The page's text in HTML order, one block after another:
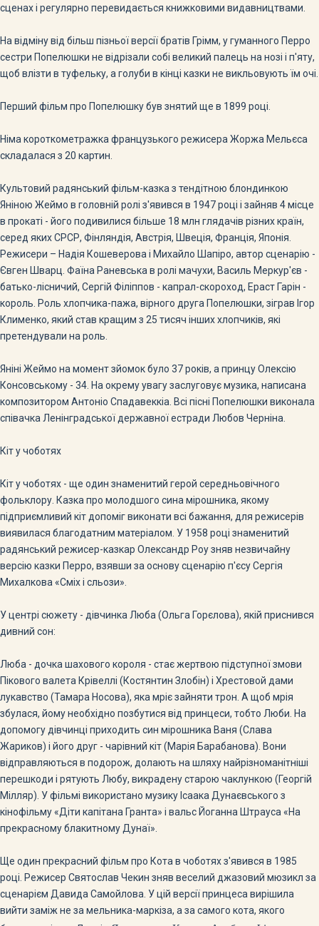
сценах і регулярно перевидається книжковими видавництвами.
На відміну від більш пізньої версії братів Грімм, у гуманного Перро
сестри Попелюшки не відрізали собі великий палець на нозі і п'яту,
щоб влізти в туфельку, а голуби в кінці казки не викльовують їм очі.
Перший фільм про Попелюшку був знятий ще в 1899 році.
Німа короткометражка французького режисера Жоржа Мельєса
складалася з 20 картин.
Культовий радянський фільм-казка з тендітною блондинкою
Яніною Жеймо в головній ролі з'явився в 1947 році і зайняв 4 місце
в прокаті - його подивилися більше 18 млн глядачів різних країн,
серед яких СРСР, Фінляндія, Австрія, Швеція, Франція, Японія.
Режисери – Надія Кошеверова і Михайло Шапіро, автор сценарію -
Євген Шварц. Фаїна Раневська в ролі мачухи, Василь Меркур'єв -
батько-лісничий, Сергій Філіппов - капрал-скороход, Ераст Гарін -
король. Роль хлопчика-пажа, вірного друга Попелюшки, зіграв Ігор
Клименко, який став кращим з 25 тисяч інших хлопчиків, які
претендували на роль.
Яніні Жеймо на момент зйомок було 37 років, а принцу Олексію
Консовському - 34. На окрему увагу заслуговує музика, написана
композитором Антоніо Спадавеккіа. Всі пісні Попелюшки виконала
співачка Ленінградської державної естради Любов Черніна.
Кіт у чоботях
Кіт у чоботях - ще один знаменитий герой середньовічного
фольклору. Казка про молодшого сина мірошника, якому
підприємливий кіт допоміг виконати всі бажання, для режисерів
виявилася благодатним матеріалом. У 1958 році знаменитий
радянський режисер-казкар Олександр Роу зняв незвичайну
версію казки Перро, взявши за основу сценарію п'єсу Сергія
Михалкова «Сміх і сльози».
У центрі сюжету - дівчинка Люба (Ольга Горєлова), якій приснився
дивний сон:
Люба - дочка шахового короля - стає жертвою підступної змови
Пікового валета Крівеллі (Костянтин Злобін) і Хрестовой дами
лукавство (Тамара Носова), яка мріє зайняти трон. А щоб мрія
збулася, йому необхідно позбутися від принцеси, тобто Люби. На
допомогу дівчинці приходить син мірошника Ваня (Слава
Жариков) і його друг - чарівний кіт (Марія Барабанова). Вони
відправляються в подорож, долають на шляху найрізноманітніші
перешкоди і рятують Любу, викрадену старою чаклункою (Георгій
Мілляр). У фільмі використано музику Ісаака Дунаєвського з
кінофільму «Діти капітана Гранта» і вальс Йоганна Штрауса «На
прекрасному блакитному Дунаї».
Ще один прекрасний фільм про Кота в чоботях з'явився в 1985
році. Режисер Святослав Чекин зняв веселий джазовий мюзикл за
сценарієм Давида Самойлова. У цій версії принцеса вирішила
вийти заміж не за мельника-маркіза, а за самого кота, якого